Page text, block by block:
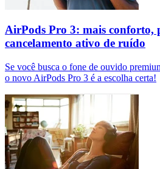
AirPods Pro 3: mais conforto,
cancelamento ativo de ruído
Se você busca o fone de ouvido
o novo AirPods Pro 3 é a escolha certa!